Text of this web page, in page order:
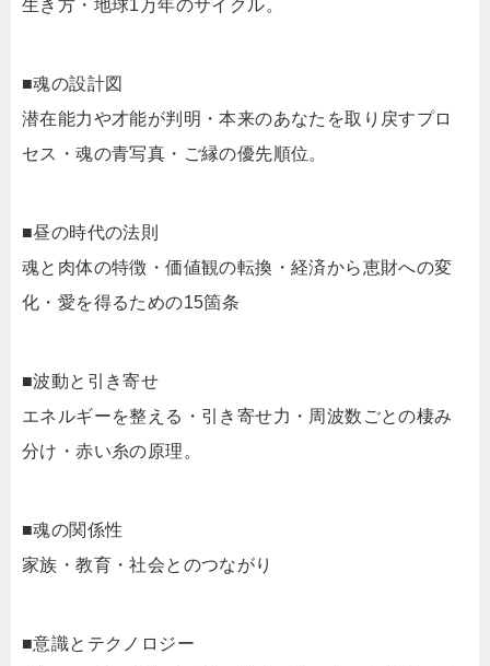
生き方・地球1万年のサイクル。
■魂の設計図
潜在能力や才能が判明・本来のあなたを取り戻すプロ
セス・魂の青写真・ご縁の優先順位。
■昼の時代の法則
魂と肉体の特徴・価値観の転換・経済から恵財への変
化・愛を得るための15箇条
■波動と引き寄せ
エネルギーを整える・引き寄せ力・周波数ごとの棲み
分け・赤い糸の原理。
■魂の関係性
家族・教育・社会とのつながり
■意識とテクノロジー